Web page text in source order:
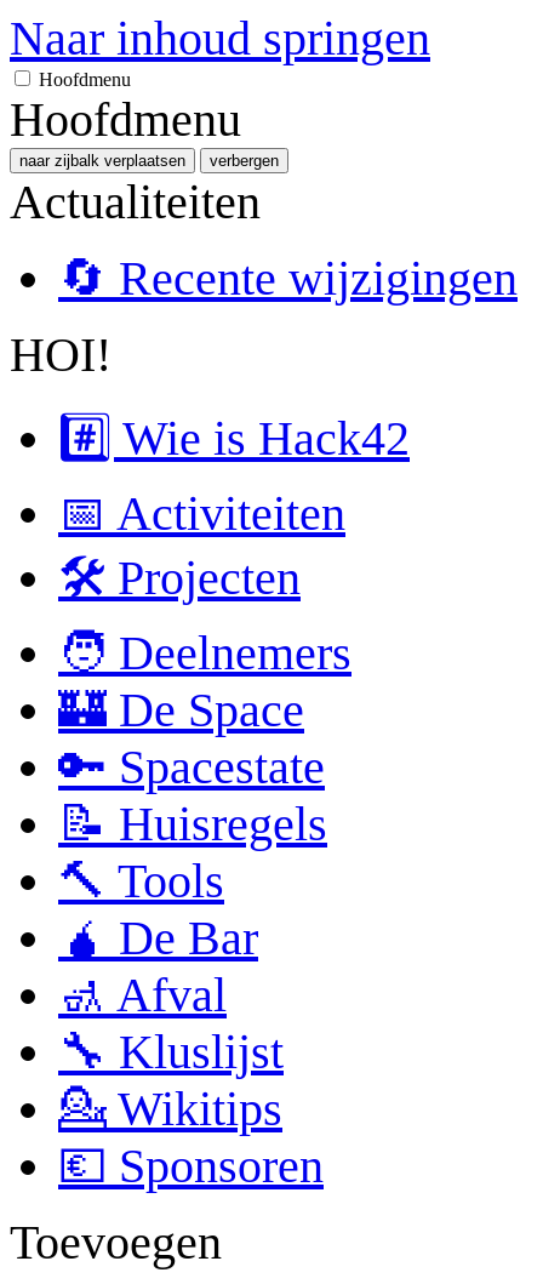
Naar inhoud springen
Hoofdmenu
Hoofdmenu
naar zijbalk verplaatsen verbergen
Actualiteiten
🔄 Recente wijzigingen
HOI!
#️⃣ Wie is Hack42
📅 Activiteiten
🛠 Projecten
🧑 Deelnemers
🏰 De Space
🔑 Spacestate
📝 Huisregels
🔨 Tools
🧉 De Bar
🚮 Afval
🔧 Kluslijst
💁 Wikitips
💶 Sponsoren
Toevoegen